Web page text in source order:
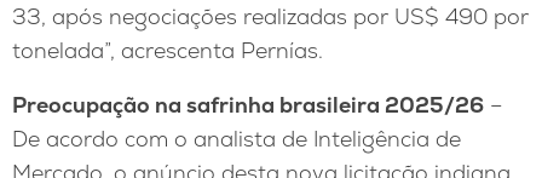
33, após negociações realizadas por US$ 490 por
tonelada”, acrescenta Pernías.
Preocupação na safrinha brasileira 2025/26 –
De acordo com o analista de Inteligência de